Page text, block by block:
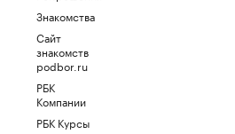
Знакомства
Сайт
знакомств
podbor.ru
РБК
Компании
РБК Курсы